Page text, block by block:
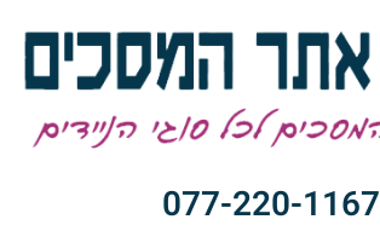
077-220-1167